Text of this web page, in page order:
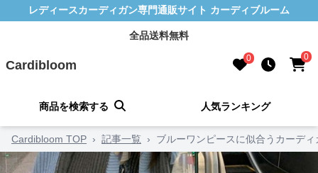
レディースカーディガン専門通販サイト カーディブルーム
全品送料無料
Cardibloom 0 0
商品を検索する 人気ランキング
Cardibloom TOP › 記事一覧 › ブルーワンピースに似合うカーデ